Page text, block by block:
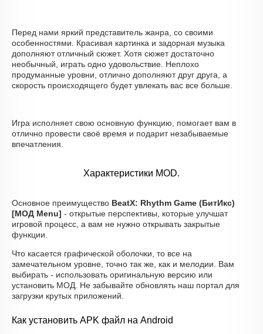
Перед нами яркий представитель жанра, со своими
особенностями. Красивая картинка и задорная музыка
дополняют отличный сюжет. Хотя сюжет достаточно
необычный, играть одно удовольствие. Неплохо
продуманные уровни, отлично дополняют друг друга, а
скорость происходящего будет увлекать вас все больше.
Игра исполняет свою основную функцию, помогает вам в
отлично провести своё время и подарит незабываемые
впечатления.
Характеристики MOD.
Основное преимущество BeatX: Rhythm Game (БитИкс)
[МОД Menu] - открытые перспективы, которые улучшат
игровой процесс, а вам не нужно открывать закрытые
функции.
Что касается графической оболочки, то все на
замечательном уровне, точно так же, как и мелодии. Вам
выбирать - использовать оригинальную версию или
установить МОД. Не забывайте обновлять наш портал для
загрузки крутых приложений.
Как установить APK файл на Android